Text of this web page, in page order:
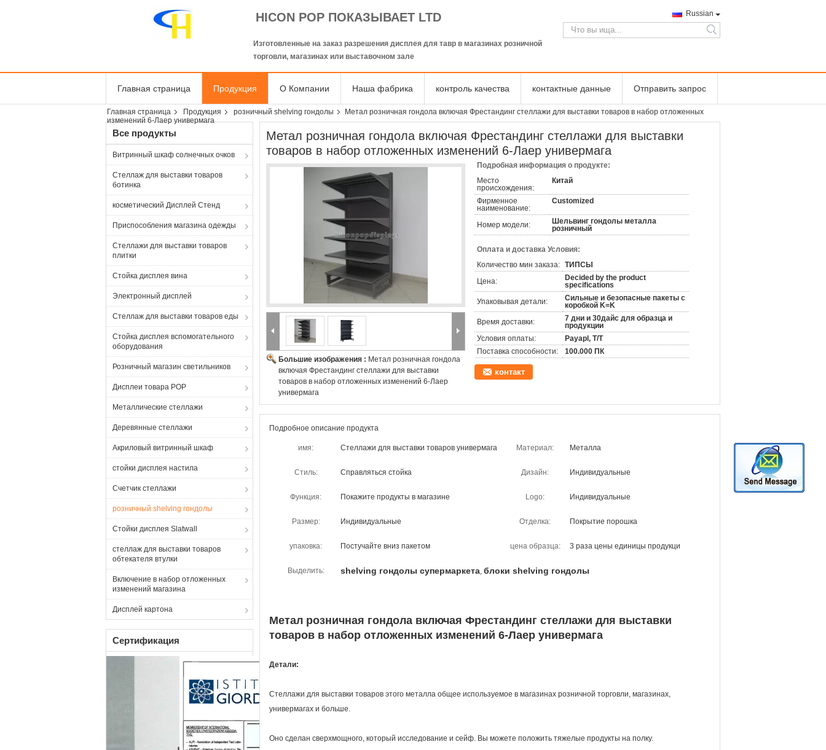
HICON POP ПОКАЗЫВАЕТ LTD
Изготовленные на заказ разрешения дисплея для тавр в магазинах розничной
торговли, магазинах или выставочном зале
Russian
search
Главная страница Продукция О Компании Наша фабрика контроль качества контактные данные Отправить запрос
Главная страница Продукция розничный shelving гондолы
Метал розничная гондола включая Фрестандинг стеллажи для выставки товаров в набор отложенных
изменений 6-Лаер универмага
Все продукты
Витринный шкаф солнечных очков
Стеллаж для выставки товаров
ботинка
косметический Дисплей Стенд
Приспособления магазина одежды
Стеллажи для выставки товаров
плитки
Стойка дисплея вина
Электронный дисплей
Стеллаж для выставки товаров еды
Стойка дисплея вспомогательного
оборудования
Розничный магазин светильников
Дисплеи товара POP
Металлические стеллажи
Деревянные стеллажи
Акриловый витринный шкаф
стойки дисплея настила
Счетчик стеллажи
розничный shelving гондолы
Стойки дисплея Slatwall
стеллаж для выставки товаров
обтекателя втулки
Включение в набор отложенных
изменений магазина
Дисплей картона
Сертификация
Метал розничная гондола включая Фрестандинг стеллажи для выставки
товаров в набор отложенных изменений 6-Лаер универмага
Большие изображения : Метал розничная гондола
включая Фрестандинг стеллажи для выставки
товаров в набор отложенных изменений 6-Лаер
универмага
Подробная информация о продукте:
Место
происхождения:
Китай
Фирменное
наименование:
Customized
Номер модели:
Шельвинг гондолы металла
розничный
Оплата и доставка Условия:
Количество мин заказа: ТИПСЫ
Цена:
Decided by the product
specifications
Упаковывая детали:
Сильные и безопасные пакеты с
коробкой K=K
Время доставки:
7 дни и 30дайс для образца и
продукции
Условия оплаты:
Payapl, T/T
Поставка способности:
100.000 ПК
контакт
Подробное описание продукта
имя: Стеллажи для выставки товаров универмага Материал: Металла
Стиль: Справляться стойка Дизайн: Индивидуальные
Функция: Покажите продукты в магазине Logo: Индивидуальные
Размер: Индивидуальные Отделка: Покрытие порошка
упаковка: Постучайте вниз пакетом цена образца: 3 раза цены единицы продукци
Выделить: shelving гондолы супермаркета, блоки shelving гондолы
Метал розничная гондола включая Фрестандинг стеллажи для выставки
товаров в набор отложенных изменений 6-Лаер универмага
Детали:
Стеллажи для выставки товаров этого металла общее используемое в магазинах розничной торговли, магазинах,
универмагах и больше.
Оно сделан сверхмощного, который исследование и сейф. Вы можете положить тяжелые продукты на полку.